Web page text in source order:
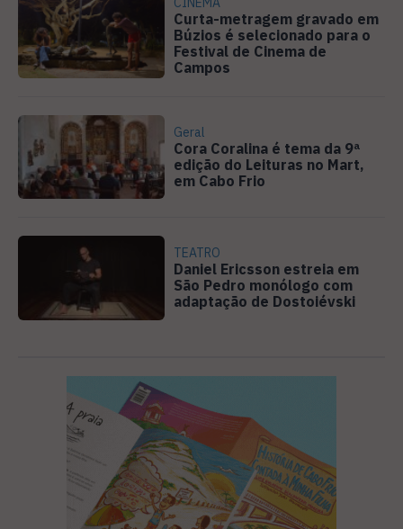
Curta-metragem gravado em
Búzios é selecionado para o
Festival de Cinema de
Campos
Geral
Cora Coralina é tema da 9ª
edição do Leituras no Mart,
em Cabo Frio
TEATRO
Daniel Ericsson estreia em
São Pedro monólogo com
adaptação de Dostoiévski